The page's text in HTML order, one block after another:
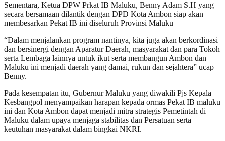
Sementara, Ketua DPW Prkat IB Maluku, Benny Adam S.H yang
secara bersamaan dilantik dengan DPD Kota Ambon siap akan
membesarkan Pekat IB ini diseluruh Provinsi Maluku
“Dalam menjalankan program nantinya, kita juga akan berkordinasi
dan bersinergi dengan Aparatur Daerah, masyarakat dan para Tokoh
serta Lembaga lainnya untuk ikut serta membangun Ambon dan
Maluku ini menjadi daerah yang damai, rukun dan sejahtera” ucap
Benny.
Pada kesempatan itu, Gubernur Maluku yang diwakili Pjs Kepala
Kesbangpol menyampaikan harapan kepada ormas Pekat IB maluku
ini dan Kota Ambon dapat menjadi mitra strategis Pemetintah di
Maluku dalam upaya menjaga stabilitas dan Persatuan serta
keutuhan masyarakat dalam bingkai NKRI.